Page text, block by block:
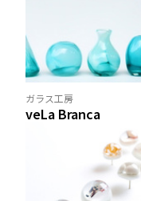
ガラス工房
veLa Branca